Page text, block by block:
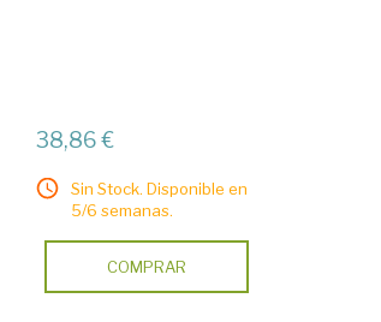
38,86 €
Sin Stock. Disponible en
5/6 semanas.
COMPRAR